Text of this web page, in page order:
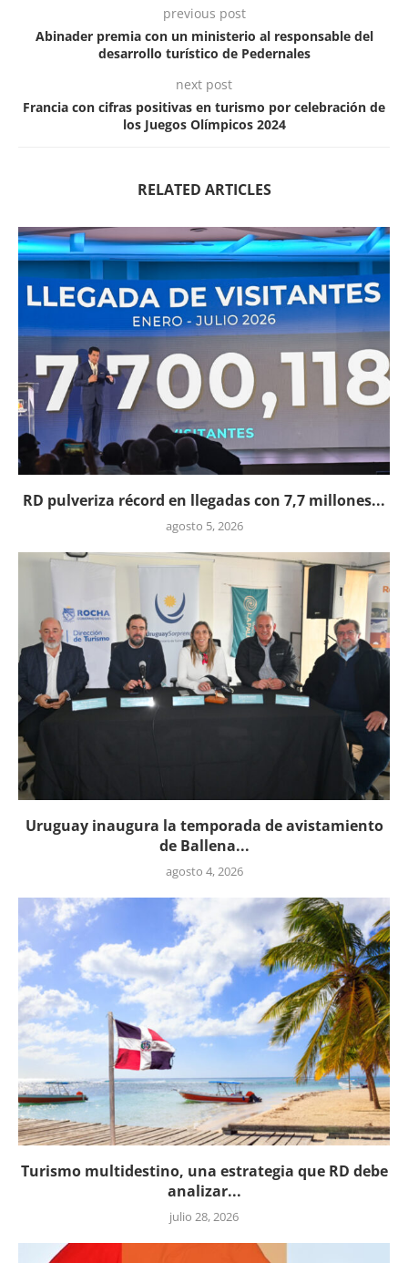
previous post
Abinader premia con un ministerio al responsable del
desarrollo turístico de Pedernales
next post
Francia con cifras positivas en turismo por celebración de
los Juegos Olímpicos 2024
RELATED ARTICLES
RD pulveriza récord en llegadas con 7,7 millones...
agosto 5, 2026
Uruguay inaugura la temporada de avistamiento
de Ballena...
agosto 4, 2026
Turismo multidestino, una estrategia que RD debe
analizar...
julio 28, 2026